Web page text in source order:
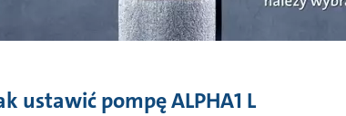
ustawić pompę ALPHA1 L